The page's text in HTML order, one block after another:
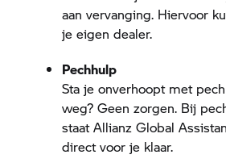
aan vervanging. Hiervoor
je eigen dealer.
Pechhulp
Sta je onverhoopt met
weg? Geen zorgen. Bij
staat Allianz Global
direct voor je klaar.